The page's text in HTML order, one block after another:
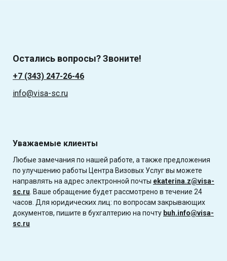
Остались вопросы? Звоните!
+7 (343) 247-26-46
info@visa-sc.ru
Уважаемые клиенты
Любые замечания по нашей работе, а также предложения
по улучшению работы Центра Визовых Услуг вы можете
направлять на адрес электронной почты ekaterina.z@visa-
sc.ru . Ваше обращение будет рассмотрено в течение 24
часов. Для юридических лиц: по вопросам закрывающих
документов, пишите в бухгалтерию на почту buh.info@visa-
sc.ru